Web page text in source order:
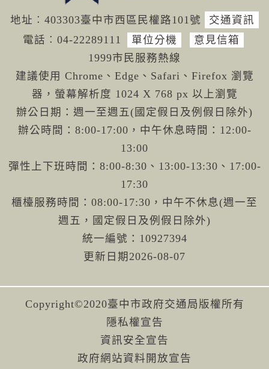
地址︰403303臺中市西區民權路101號
交通資訊
電話︰04-22289111 單位分機
意見信箱
1999市民服務熱線
建議使用 Chrome、Edge、Safari、Firefox 瀏覽
器，螢幕解析度 1024 X 768 px 以上瀏覽
辦公日期：週一至週五(國定假日及例假日除外)
辦公時間：8:00-17:00，中午休息時間：12:00-
13:00
彈性上下班時間：8:00-8:30、13:00-13:30、17:00-
17:30
櫃檯服務時間：08:00-17:30，中午不休息(週一至
週五，國定假日及例假日除外)
統一編號：10927394
更新日期 2026-08-07
Copyright©2020臺中市政府交通局版權所有
隱私權宣告
資訊安全宣告
政府網站資料開放宣告